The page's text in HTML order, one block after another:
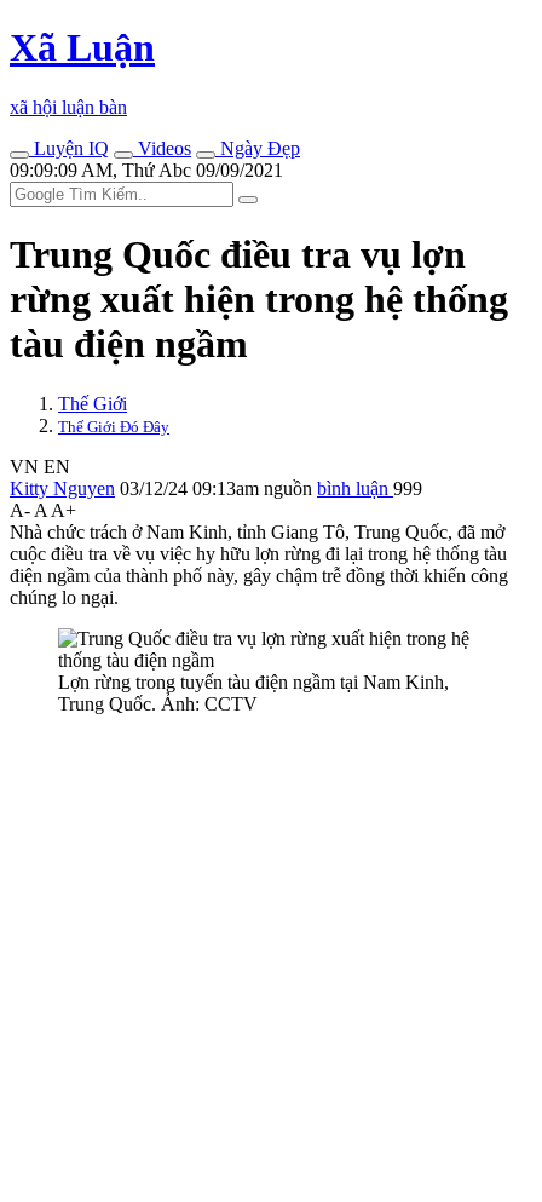
Xã Luận
xã hội luận bàn
Luyện IQ
Videos
Ngày Đẹp
09:09:09 AM, Thứ Abc 09/09/2021
Trung Quốc điều tra vụ lợn
rừng xuất hiện trong hệ thống
tàu điện ngầm
Thế Giới
Thế Giới Đó Đây
VN EN
Kitty Nguyen 03/12/24 09:13am nguồn bình luận 999
A- A A+
Nhà chức trách ở Nam Kinh, tỉnh Giang Tô, Trung Quốc, đã mở
cuộc điều tra về vụ việc hy hữu lợn rừng đi lại trong hệ thống tàu
điện ngầm của thành phố này, gây chậm trễ đồng thời khiến công
chúng lo ngại.
Lợn rừng trong tuyến tàu điện ngầm tại Nam Kinh,
Trung Quốc. Ảnh: CCTV